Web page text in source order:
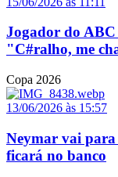
Jogador do
"C#ralho, me
Copa 2026
13/06/2026 às 15:57
Neymar vai
ficará no banco